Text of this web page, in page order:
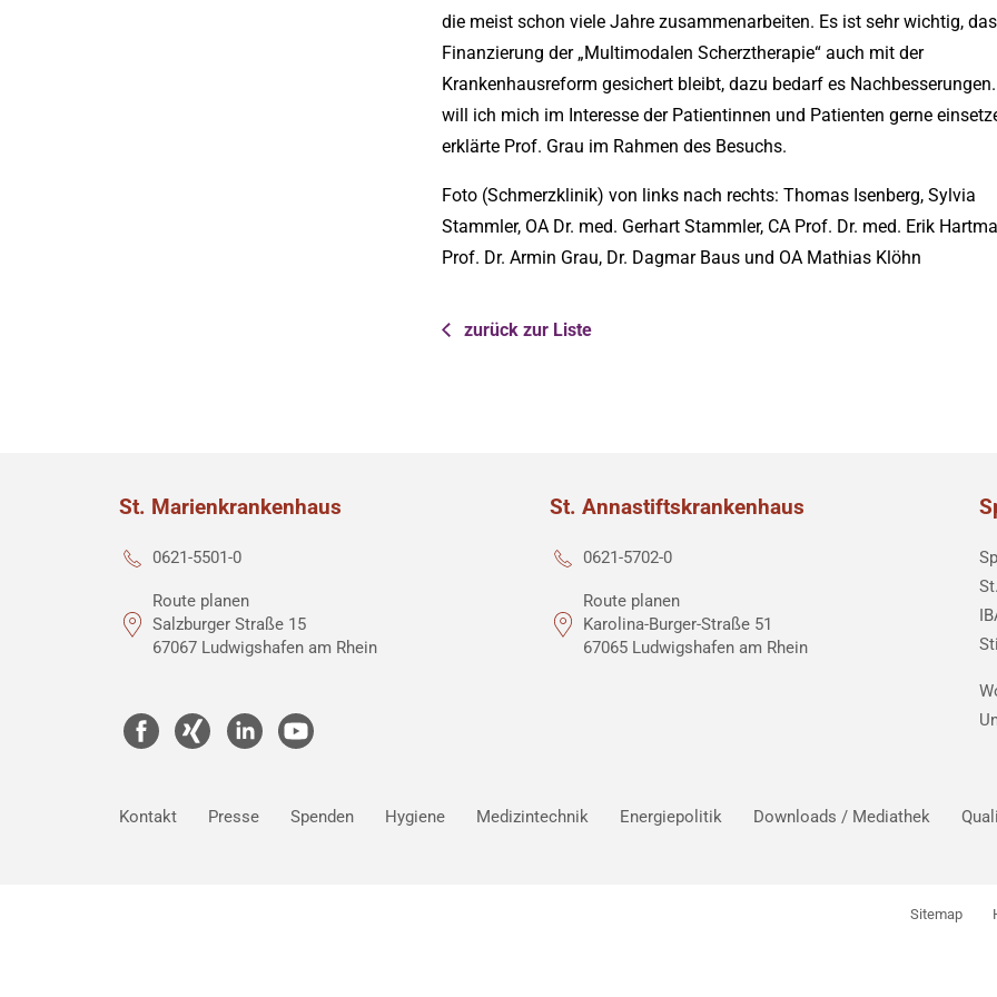
die meist schon viele Jahre zusammenarbeiten. Es ist sehr wichtig,
Finanzierung der „Multimodalen Scherztherapie“ auch mit der
Krankenhausreform gesichert bleibt, dazu bedarf es
will ich mich im Interesse der Patientinnen und Patienten gerne
erklärte Prof. Grau im Rahmen des Besuchs.
Foto (Schmerzklinik) von links nach rechts: Thomas Isenberg, Sylvia
Stammler, OA Dr. med. Gerhart Stammler, CA Prof. Dr. med. Erik
Prof. Dr. Armin Grau, Dr. Dagmar Baus und OA Mathias Klöhn
zurück zur Liste
St. Marienkrankenhaus
0621-5501-0
Route planen
Salzburger Straße 15
67067 Ludwigshafen am Rhein
St. Annastiftskrankenhaus
0621-5702-0
Route planen
Karolina-Burger-Straße 51
67065 Ludwigshafen am Rhein
Kontakt Presse Spenden Hygiene Medizintechnik Energiepolitik Downloads / Mediathek
Sitemap